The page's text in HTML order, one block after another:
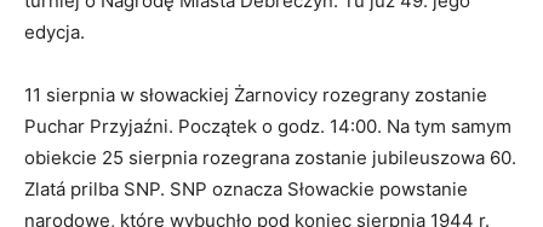
edycja.
11 sierpnia w słowackiej Żarnovicy rozegrany zostanie
Puchar Przyjaźni. Początek o godz. 14:00. Na tym samym
obiekcie 25 sierpnia rozegrana zostanie jubileuszowa 60.
Zlatá prilba SNP. SNP oznacza Słowackie powstanie
narodowe, które wybuchło pod koniec sierpnia 1944 r.